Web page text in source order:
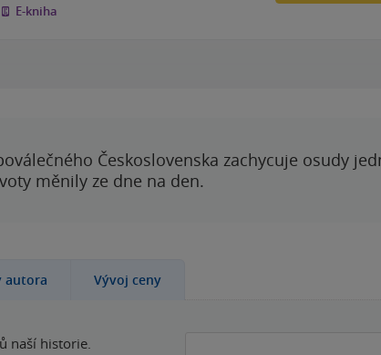
E-kniha
Československa zachycuje osudy
měnily ze dne na den.
autora Vývoj ceny
naší historie.